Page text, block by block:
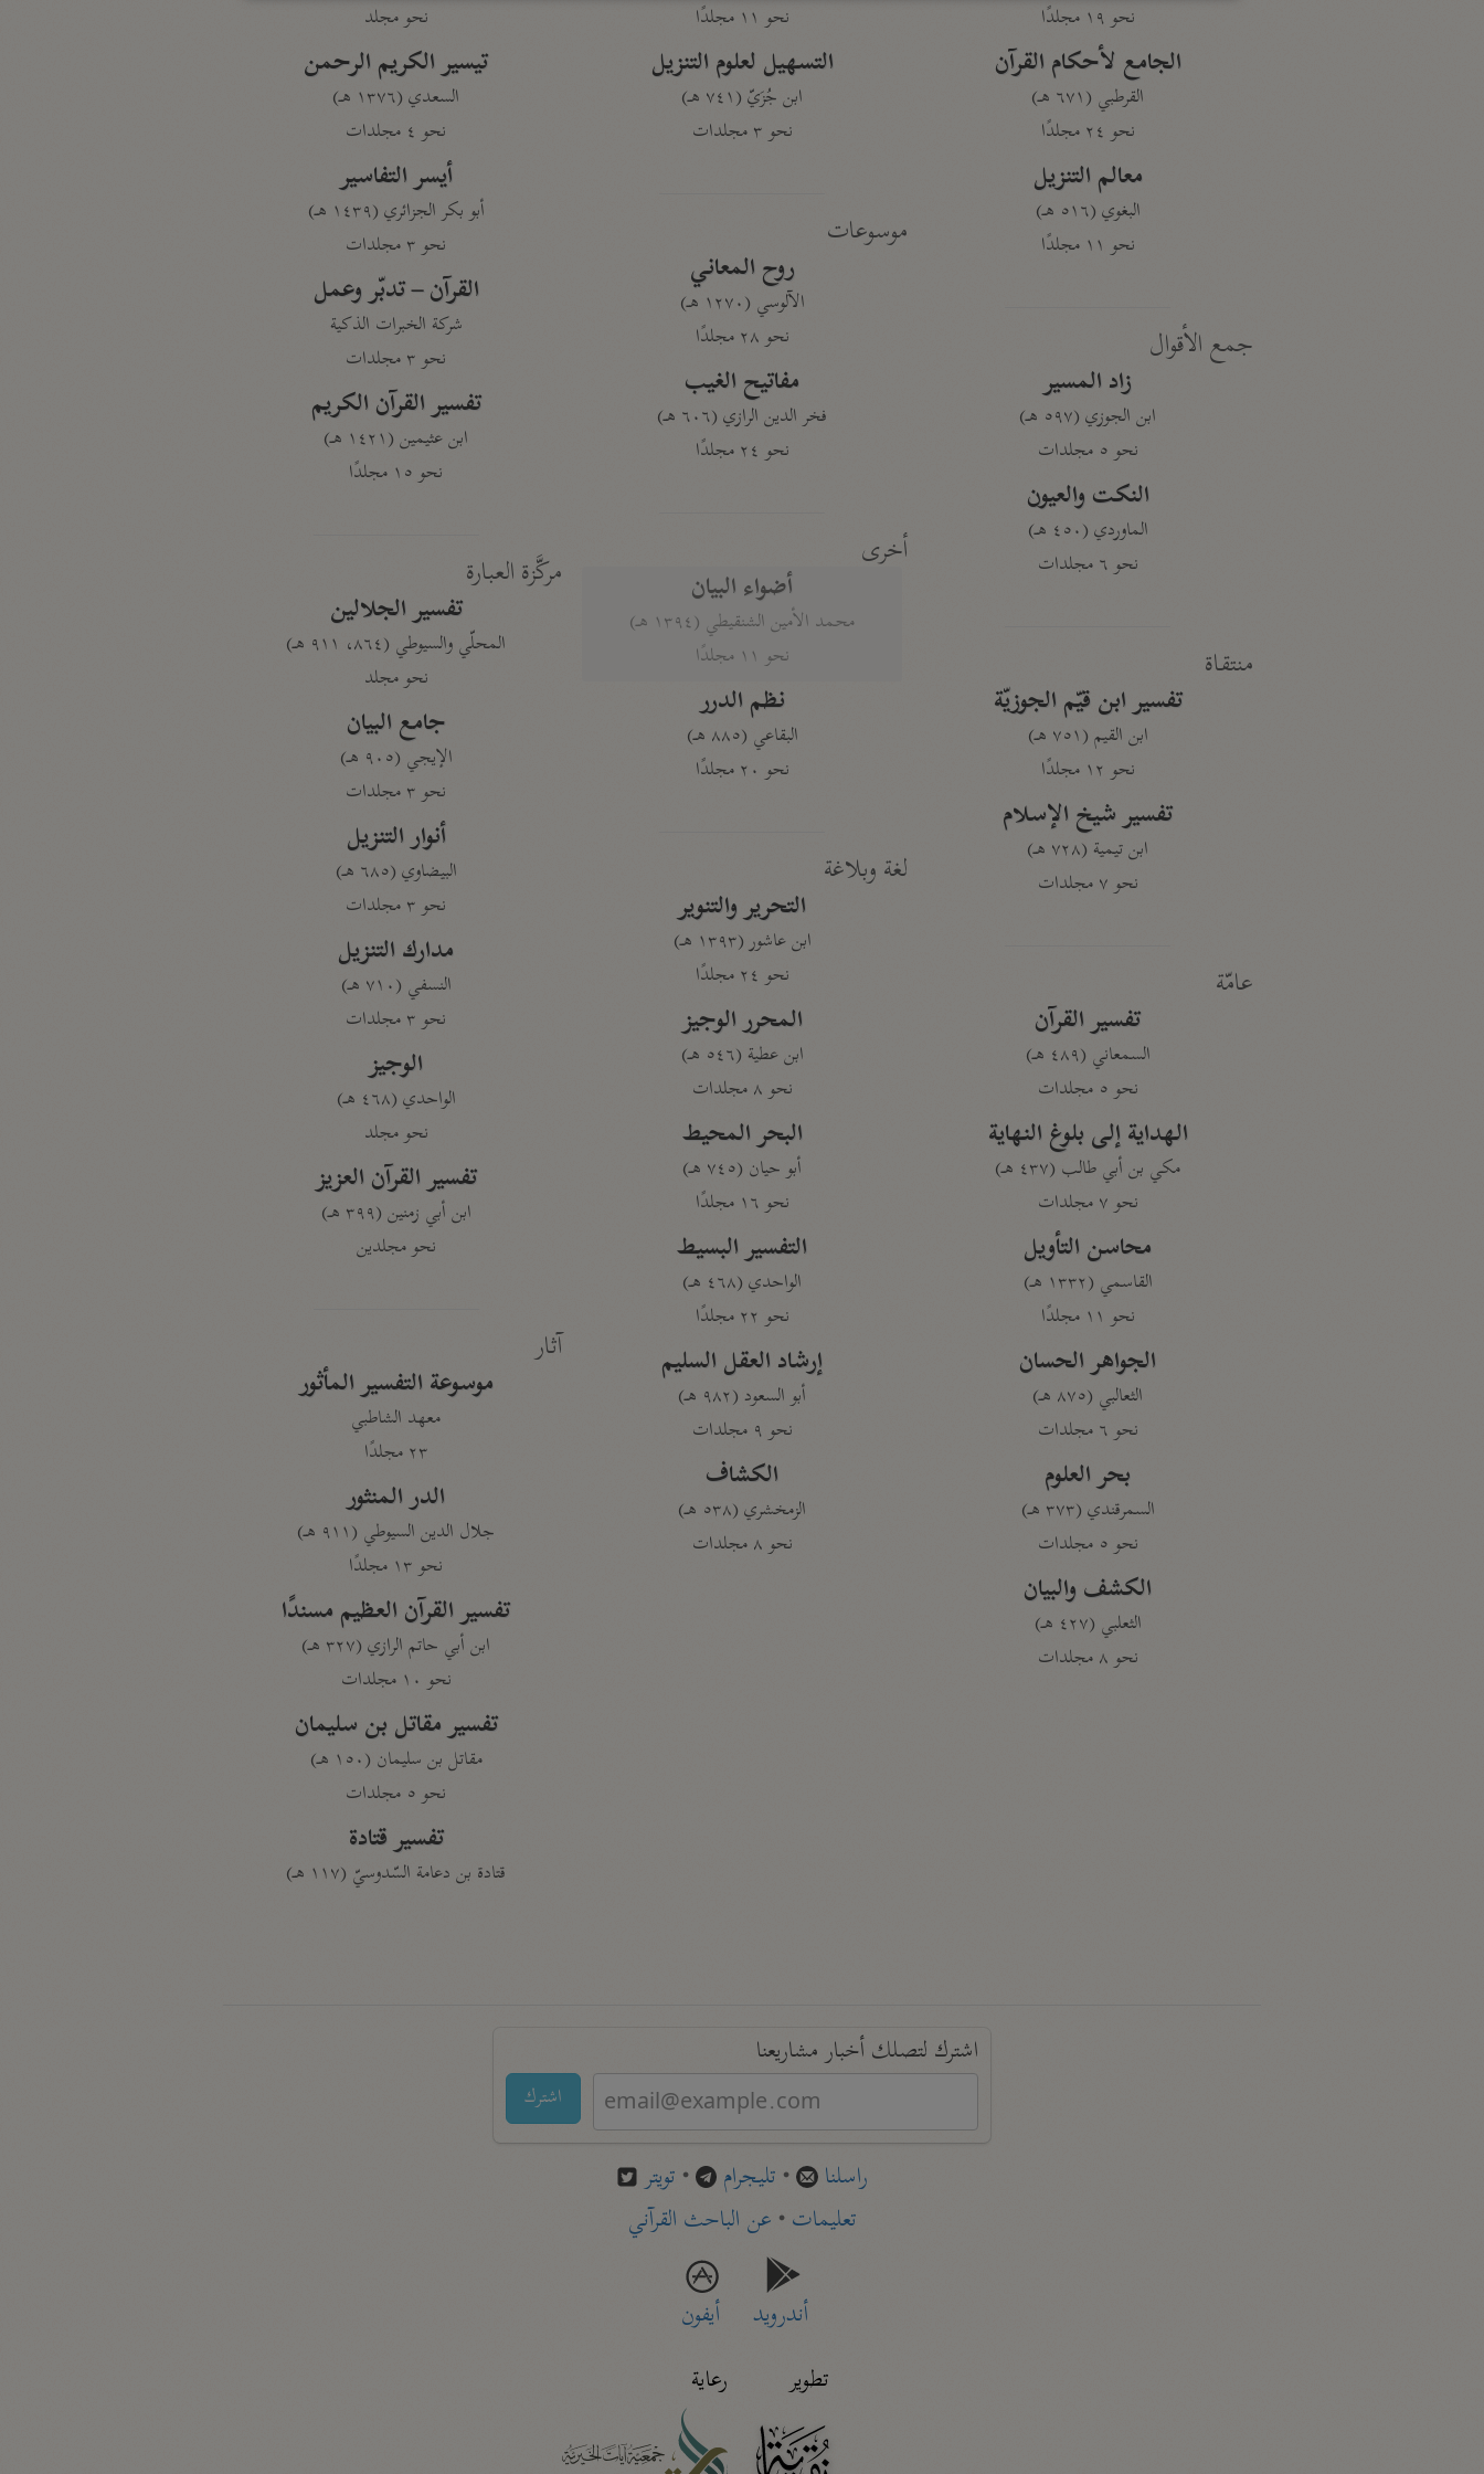
نحو ١٩ مجلدًا
الجامع لأحكام القرآن
القرطبي (٦٧١ هـ)
نحو ٢٤ مجلدًا
معالم التنزيل
البغوي (٥١٦ هـ)
نحو ١١ مجلدًا
جمع الأقوال
زاد المسير
ابن الجوزي (٥٩٧ هـ)
نحو ٥ مجلدات
النكت والعيون
الماوردي (٤٥٠ هـ)
نحو ٦ مجلدات
منتقاة
تفسير ابن قيّم الجوزيّة
ابن القيم (٧٥١ هـ)
نحو ١٢ مجلدًا
تفسير شيخ الإسلام
ابن تيمية (٧٢٨ هـ)
نحو ٧ مجلدات
عامّة
تفسير القرآن
السمعاني (٤٨٩ هـ)
نحو ٥ مجلدات
الهداية إلى بلوغ النهاية
مكي بن أبي طالب (٤٣٧ هـ)
نحو ٧ مجلدات
محاسن التأويل
القاسمي (١٣٣٢ هـ)
نحو ١١ مجلدًا
الجواهر الحسان
الثعالبي (٨٧٥ هـ)
نحو ٦ مجلدات
بحر العلوم
السمرقندي (٣٧٣ هـ)
نحو ٥ مجلدات
الكشف والبيان
الثعلبي (٤٢٧ هـ)
نحو ٨ مجلدات
نحو ١١ مجلدًا
التسهيل لعلوم التنزيل
ابن جُزَيّ (٧٤١ هـ)
نحو ٣ مجلدات
موسوعات
روح المعاني
الآلوسي (١٢٧٠ هـ)
نحو ٢٨ مجلدًا
مفاتيح الغيب
فخر الدين الرازي (٦٠٦ هـ)
نحو ٢٤ مجلدًا
أخرى
أضواء البيان
محمد الأمين الشنقيطي (١٣٩٤ هـ)
نحو ١١ مجلدًا
نظم الدرر
البقاعي (٨٨٥ هـ)
نحو ٢٠ مجلدًا
لغة وبلاغة
التحرير والتنوير
ابن عاشور (١٣٩٣ هـ)
نحو ٢٤ مجلدًا
المحرر الوجيز
ابن عطية (٥٤٦ هـ)
نحو ٨ مجلدات
البحر المحيط
أبو حيان (٧٤٥ هـ)
نحو ١٦ مجلدًا
التفسير البسيط
الواحدي (٤٦٨ هـ)
نحو ٢٢ مجلدًا
إرشاد العقل السليم
أبو السعود (٩٨٢ هـ)
نحو ٩ مجلدات
الكشاف
الزمخشري (٥٣٨ هـ)
نحو ٨ مجلدات
نحو مجلد
تيسير الكريم الرحمن
السعدي (١٣٧٦ هـ)
نحو ٤ مجلدات
أيسر التفاسير
أبو بكر الجزائري (١٤٣٩ هـ)
نحو ٣ مجلدات
القرآن – تدبّر وعمل
شركة الخبرات الذكية
نحو ٣ مجلدات
تفسير القرآن الكريم
ابن عثيمين (١٤٢١ هـ)
نحو ١٥ مجلدًا
مركَّزة العبارة
تفسير الجلالين
المحلّي والسيوطي (٨٦٤، ٩١١ هـ)
نحو مجلد
جامع البيان
الإيجي (٩٠٥ هـ)
نحو ٣ مجلدات
أنوار التنزيل
البيضاوي (٦٨٥ هـ)
نحو ٣ مجلدات
مدارك التنزيل
النسفي (٧١٠ هـ)
نحو ٣ مجلدات
الوجيز
الواحدي (٤٦٨ هـ)
نحو مجلد
تفسير القرآن العزيز
ابن أبي زمنين (٣٩٩ هـ)
نحو مجلدين
آثار
موسوعة التفسير المأثور
معهد الشاطبي
٢٣ مجلدًا
الدر المنثور
جلال الدين السيوطي (٩١١ هـ)
نحو ١٣ مجلدًا
تفسير القرآن العظيم مسندًا
ابن أبي حاتم الرازي (٣٢٧ هـ)
نحو ١٠ مجلدات
تفسير مقاتل بن سليمان
مقاتل بن سليمان (١٥٠ هـ)
نحو ٥ مجلدات
تفسير قتادة
قتادة بن دعامة السّدوسيّ (١١٧ هـ)
اشترك لتصلك أخبار مشاريعنا
اشترك
راسلنا • تليجرام • تويتر
تعليمات• عن الباحث القرآني
أندرويد
أيفون
تطوير
رعاية